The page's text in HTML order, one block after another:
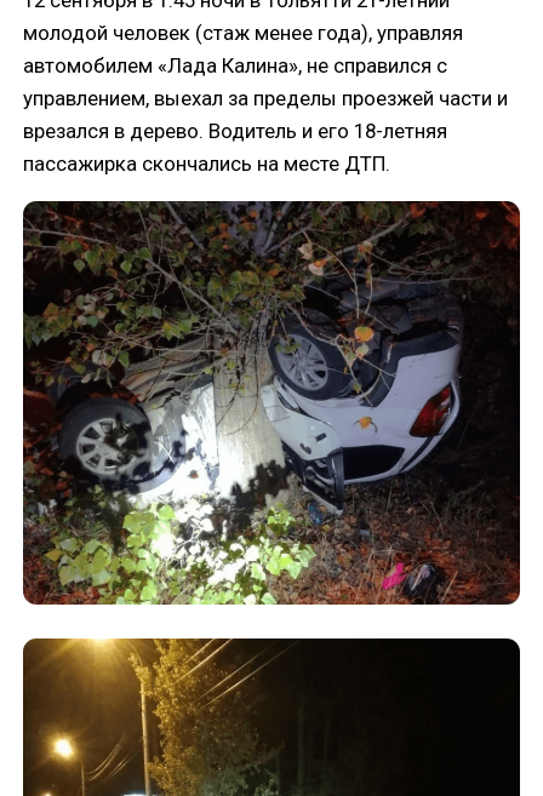
молодой человек (стаж менее года), управляя
автомобилем «Лада Калина», не справился с
управлением, выехал за пределы проезжей части и
врезался в дерево. Водитель и его 18-летняя
пассажирка скончались на месте ДТП.